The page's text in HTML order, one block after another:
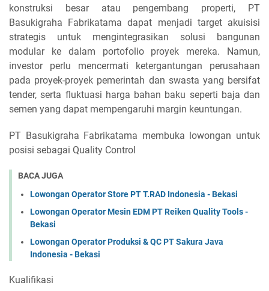
konstruksi besar atau pengembang properti, PT
Basukigraha Fabrikatama dapat menjadi target akuisisi
strategis untuk mengintegrasikan solusi bangunan
modular ke dalam portofolio proyek mereka. Namun,
investor perlu mencermati ketergantungan perusahaan
pada proyek-proyek pemerintah dan swasta yang bersifat
tender, serta fluktuasi harga bahan baku seperti baja dan
semen yang dapat mempengaruhi margin keuntungan.
PT Basukigraha Fabrikatama membuka lowongan untuk
posisi sebagai Quality Control
BACA JUGA
Lowongan Operator Store PT T.RAD Indonesia - Bekasi
Lowongan Operator Mesin EDM PT Reiken Quality Tools -
Bekasi
Lowongan Operator Produksi & QC PT Sakura Java
Indonesia - Bekasi
Kualifikasi